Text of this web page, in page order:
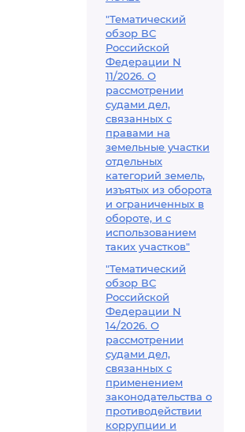
"Тематический
обзор ВС
Российской
Федерации N
11/2026. О
рассмотрении
судами дел,
связанных с
правами на
земельные участки
отдельных
категорий земель,
изъятых из оборота
и ограниченных в
обороте, и с
использованием
таких участков"
"Тематический
обзор ВС
Российской
Федерации N
14/2026. О
рассмотрении
судами дел,
связанных с
применением
законодательства о
противодействии
коррупции и